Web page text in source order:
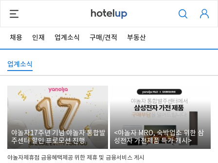
채용 인재 업계소식 구매/견적 부동산
업계소식
야놀자17주년 기념 야놀자 통합발
주센터 할인 프로모션 진행
<야놀자 MRO, 숙박업소 위한 삼
성전자 가전제품 특가 개시>
야놀자제휴점 금융혜택제공 위한 제휴 및 금융서비스 게시